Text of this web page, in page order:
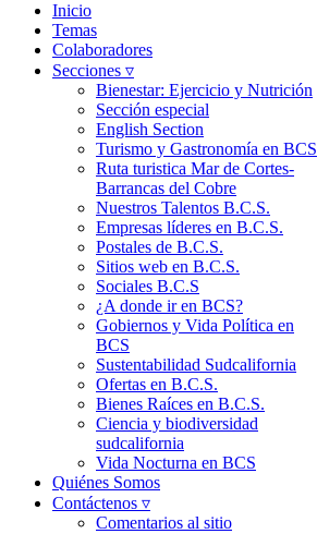
Inicio
Temas
Colaboradores
Secciones ▿
Bienestar: Ejercicio y Nutrición
Sección especial
English Section
Turismo y Gastronomía en BCS
Ruta turistica Mar de Cortes-
Barrancas del Cobre
Nuestros Talentos B.C.S.
Empresas líderes en B.C.S.
Postales de B.C.S.
Sitios web en B.C.S.
Sociales B.C.S
¿A donde ir en BCS?
Gobiernos y Vida Política en
BCS
Sustentabilidad Sudcalifornia
Ofertas en B.C.S.
Bienes Raíces en B.C.S.
Ciencia y biodiversidad
sudcalifornia
Vida Nocturna en BCS
Quiénes Somos
Contáctenos ▿
Comentarios al sitio